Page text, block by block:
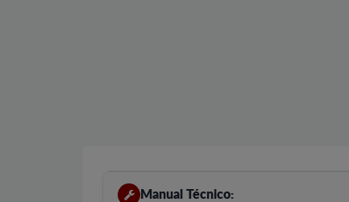
Manual Técnico: